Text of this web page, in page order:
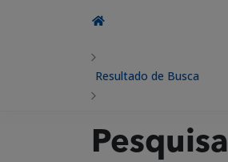
Resultado de Busca
Pesquisa